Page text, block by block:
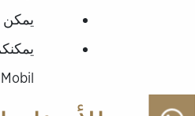
يمكن تعريف 10 بطاقات
Mobil.